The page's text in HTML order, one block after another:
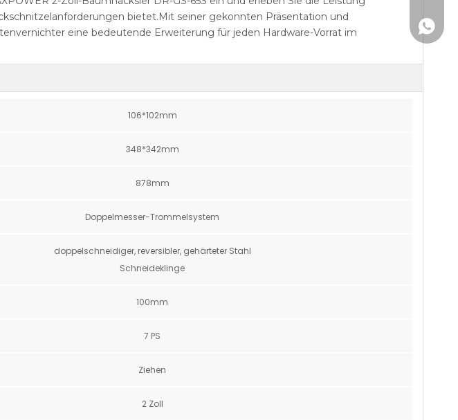
bietet.Mit seiner gekonnten Präsentation und
eine bedeutende Erweiterung für jeden Hardware-Vorrat im
106*102mm
348*342mm
878mm
Doppelmesser-Trommelsystem
doppelschneidiger, reversibler, gehärteter Stahl
Schneideklinge
100mm
7 PS
Ziehen
2 Zoll